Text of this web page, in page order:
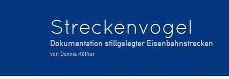
Streckenvogel
Dokumentation stillgelegter Eisenbahnstrecken
von Dennis Köthur